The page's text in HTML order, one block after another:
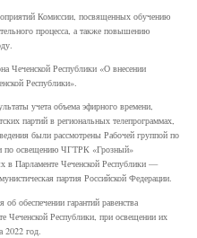
Комиссии, посвященных обучению
процесса, а также повышению
Чеченской Республики «О внесении
Республики».
учета объема эфирного времени,
партий в региональных телепрограммах,
были рассмотрены Рабочей группой по
по освещению ЧГТРК «Грозный»
в Парламенте Чеченской Республики —
партия Российской Федерации.
обеспечении гарантий равенства
Чеченской Республики, при освещении их
2022 год.